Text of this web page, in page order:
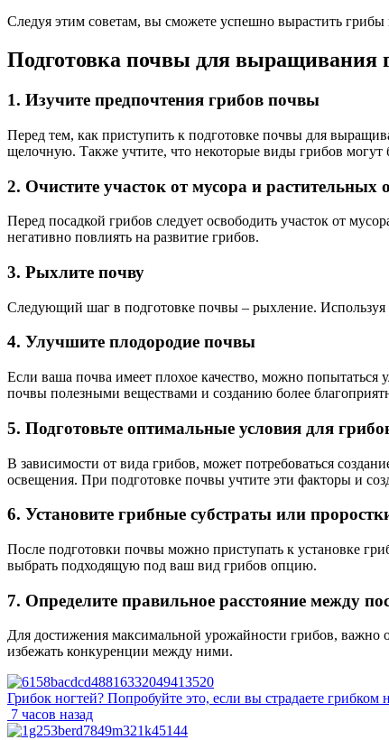
Следуя этим советам, вы сможете успешно вырастить
Подготовка почвы для выращивания
1. Изучите предпочтения грибов почвы
Перед тем, как приступить к подготовке почвы для
щелочную. Также учтите, что некоторые виды грибов
2. Очистите участок от мусора и растительных
Перед посадкой грибов следует освободить участок от
негативно повлиять на развитие грибов.
3. Рыхлите почву
Следующий шаг в подготовке почвы – рыхление. Используя
4. Улучшите плодородие почвы
Если ваша почва имеет плохое качество, можно попытаться
почвы полезными веществами и созданию более
5. Подготовьте оптимальные условия для
В зависимости от вида грибов, может потребоваться
освещения. При подготовке почвы учтите эти факторы и
6. Установите грибные субстраты или
После подготовки почвы можно приступать к установке
выбрать подходящую под ваш вид грибов опцию.
7. Определите правильное расстояние между
Для достижения максимальной урожайности грибов, важно
избежать конкуренции между ними.
Грибок ногтей? Попробуйте это, если вы страдаете грибком
7 часов назад